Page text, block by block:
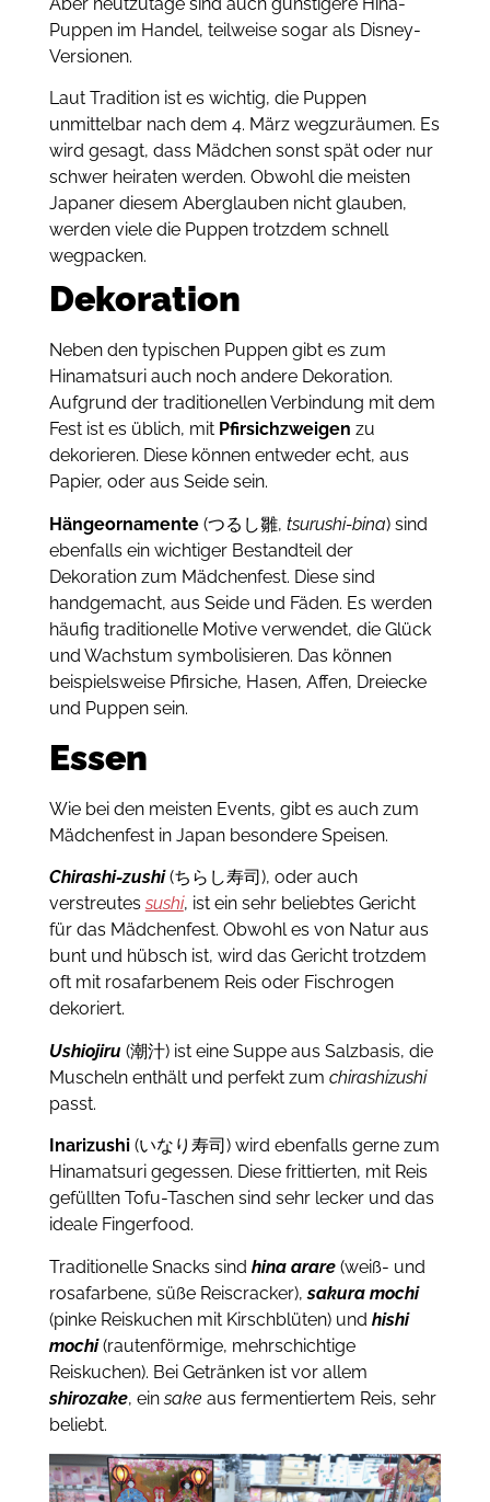
Puppen im Handel, teilweise sogar als Disney-
Versionen.
Laut Tradition ist es wichtig, die Puppen
unmittelbar nach dem 4. März wegzuräumen. Es
wird gesagt, dass Mädchen sonst spät oder nur
schwer heiraten werden. Obwohl die meisten
Japaner diesem Aberglauben nicht glauben,
werden viele die Puppen trotzdem schnell
wegpacken.
Dekoration
Neben den typischen Puppen gibt es zum
Hinamatsuri auch noch andere Dekoration.
Aufgrund der traditionellen Verbindung mit dem
Fest ist es üblich, mit Pfirsichzweigen zu
dekorieren. Diese können entweder echt, aus
Papier, oder aus Seide sein.
Hängeornamente(つるし雛, tsurushi-bina) sind
ebenfalls ein wichtiger Bestandteil der
Dekoration zum Mädchenfest. Diese sind
handgemacht, aus Seide und Fäden. Es werden
häufig traditionelle Motive verwendet, die Glück
und Wachstum symbolisieren. Das können
beispielsweise Pfirsiche, Hasen, Affen, Dreiecke
und Puppen sein.
Essen
Wie bei den meisten Events, gibt es auch zum
Mädchenfest in Japan besondere Speisen.
Chirashi-zushi(ちらし寿司), oder auch
verstreutes sushi, ist ein sehr beliebtes Gericht
für das Mädchenfest. Obwohl es von Natur aus
bunt und hübsch ist, wird das Gericht trotzdem
oft mit rosafarbenem Reis oder Fischrogen
dekoriert.
Ushiojiru (潮汁) ist eine Suppe aus Salzbasis, die
Muscheln enthält und perfekt zum chirashizushi
passt.
Inarizushi(いなり寿司) wird ebenfalls gerne zum
Hinamatsuri gegessen. Diese frittierten, mit Reis
gefüllten Tofu-Taschen sind sehr lecker und das
ideale Fingerfood.
Traditionelle Snacks sind hina arare(weiß- und
rosafarbene, süße Reiscracker),sakura mochi
(pinke Reiskuchen mit Kirschblüten) und hishi
mochi (rautenförmige, mehrschichtige
Reiskuchen). Bei Getränken ist vor allem
shirozake, einsake aus fermentiertem Reis, sehr
beliebt.